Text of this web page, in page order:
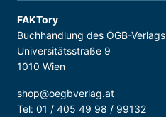
FAKTory
Buchhandlung des ÖGB-Verlags
Universitätsstraße 9
1010 Wien
shop@oegbverlag.at
Tel: 01 / 405 49 98 / 99132